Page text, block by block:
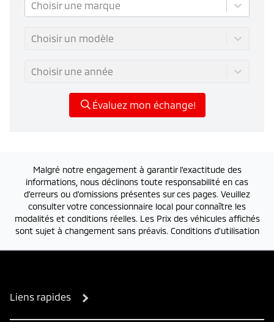
Choisir une marque
Choisir un modèle
Choisir une année
Évaluez mon échange!
Malgré notre engagement à garantir l'exactitude des
informations, nous déclinons toute responsabilité en cas
d'erreurs ou d'omissions présentes sur ces pages. Veuillez
consulter votre concessionnaire local pour connaître les
modalités et conditions réelles. Les Prix des véhicules affichés
sont sujet à changement sans préavis. Conditions d'utilisation
Liens rapides